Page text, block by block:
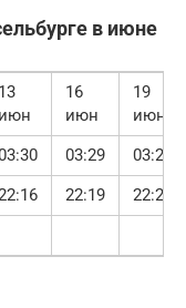
в июне
13
июн
16
июн
19
июн
03:29
03:29
22:19 22:20